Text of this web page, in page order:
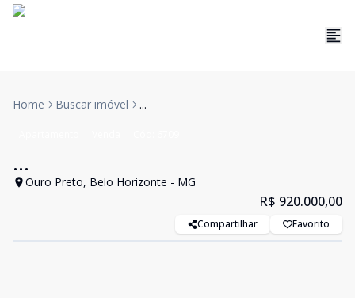
Home Buscar imóvel ...
...
Ouro Preto, Belo Horizonte - MG
R$ 920.000,00
Compartilhar Favorito